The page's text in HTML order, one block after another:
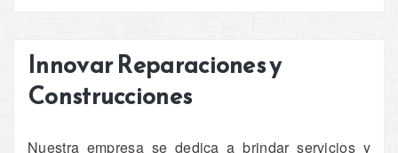
Innovar Reparaciones y
Construcciones
Nuestra empresa se dedica a brindar servicios y